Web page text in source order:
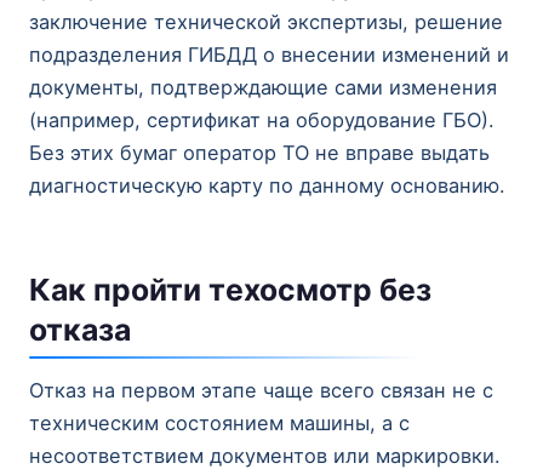
заключение технической экспертизы, решение
подразделения ГИБДД о внесении изменений и
документы, подтверждающие сами изменения
(например, сертификат на оборудование ГБО).
Без этих бумаг оператор ТО не вправе выдать
диагностическую карту по данному основанию.
Как пройти техосмотр без
отказа
Отказ на первом этапе чаще всего связан не с
техническим состоянием машины, а с
несоответствием документов или маркировки.